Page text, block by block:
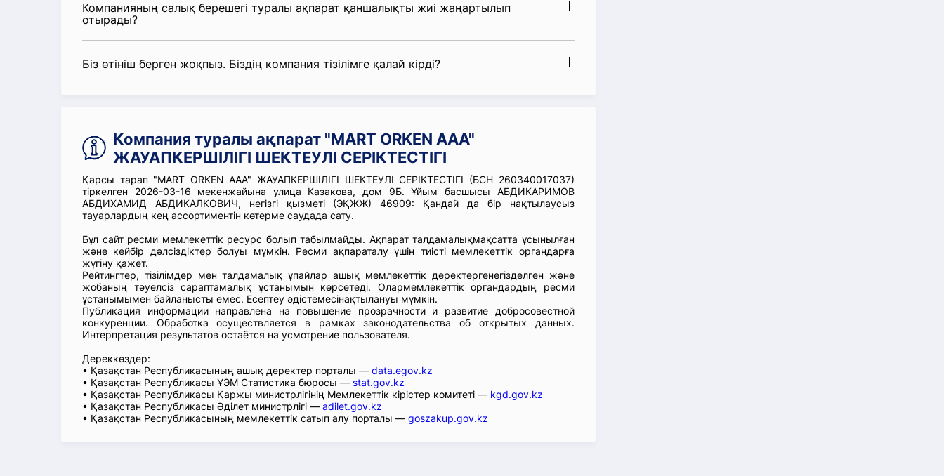
Компанияның салық берешегі туралы ақпарат қаншалықты жиі жаңартылып
отырады?
Біз өтініш берген жоқпыз. Біздің компания тізілімге қалай кірді?
Компания туралы ақпарат "MART ORKEN ААА"
ЖАУАПКЕРШІЛІГІ ШЕКТЕУЛІ СЕРІКТЕСТІГІ
Қарсы тарап "MART ORKEN ААА" ЖАУАПКЕРШІЛІГІ ШЕКТЕУЛІ СЕРІКТЕСТІГІ (БСН 260340017037)
тіркелген 2026-03-16 мекенжайына улица Казакова, дом 9Б. Ұйым басшысы АБДИКАРИМОВ
АБДИХАМИД АБДИКАЛКОВИЧ, негізгі қызметі (ЭҚЖЖ) 46909: Қандай да бір нақтылаусыз
тауарлардың кең ассортиментін көтерме саудада сату.
Бұл сайт ресми мемлекеттік ресурс болып табылмайды. Ақпарат талдамалықмақсатта ұсынылған
және кейбір дәлсіздіктер болуы мүмкін. Ресми ақпараталу үшін тиісті мемлекеттік органдарға
жүгіну қажет.
Рейтингтер, тізілімдер мен талдамалық ұпайлар ашық мемлекеттік деректергенегізделген және
жобаның тәуелсіз сараптамалық ұстанымын көрсетеді. Олармемлекеттік органдардың ресми
ұстанымымен байланысты емес. Есептеу әдістемесінақтылануы мүмкін.
Публикация информации направлена на повышение прозрачности и развитие добросовестной
конкуренции. Обработка осуществляется в рамках законодательства об открытых данных.
Интерпретация результатов остаётся на усмотрение пользователя.
Дереккөздер:
• Қазақстан Республикасының ашық деректер порталы — data.egov.kz
• Қазақстан Республикасы ҰЭМ Статистика бюросы — stat.gov.kz
• Қазақстан Республикасы Қаржы министрлігінің Мемлекеттік кірістер комитеті — kgd.gov.kz
• Қазақстан Республикасы Әділет министрлігі — adilet.gov.kz
• Қазақстан Республикасының мемлекеттік сатып алу порталы — goszakup.gov.kz